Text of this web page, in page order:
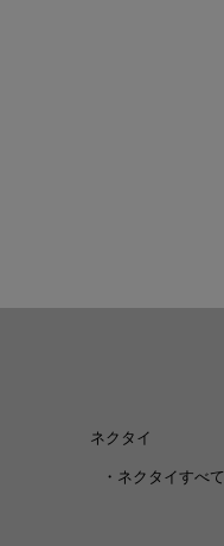
ネクタイ
・ ネクタイすべて